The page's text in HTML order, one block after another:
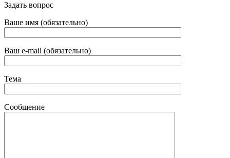
Задать вопрос
Ваше имя (обязательно)
Ваш e-mail (обязательно)
Тема
Сообщение